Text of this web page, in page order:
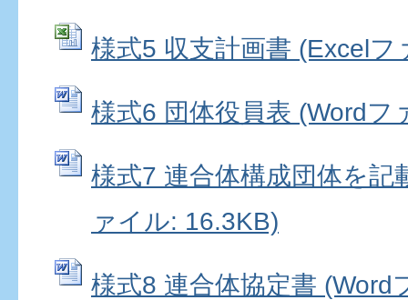
様式5 収支計画書 (Excelフ
様式6 団体役員表 (Wordフ
様式7 連合体構成団体を記
ァイル: 16.3KB)
様式8 連合体協定書 (Word